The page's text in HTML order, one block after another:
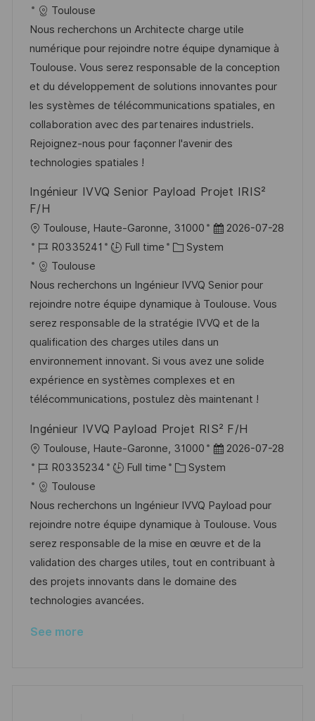
c
a
t
i
o
n
t
e
d
D
a
t
e
o
b
I
d
t
e
g
o
r
y
Toulouse
Nous recherchons un Architecte charge utile
numérique pour rejoindre notre équipe dynamique à
Toulouse. Vous serez responsable de la conception
et du développement de solutions innovantes pour
les systèmes de télécommunications spatiales, en
collaboration avec des partenaires industriels.
Rejoignez-nous pour façonner l'avenir des
technologies spatiales !
Ingénieur IVVQ Senior Payload Projet IRIS²
F/H
L
o
c
a
t
i
o
n
Toulouse, Haute-Garonne, 31000
P
o
t
e
d
D
a
t
e
2026-07-28
J
o
b
I
d
R0335241 Full time
C
t
e
g
o
r
y
System
Toulouse
Nous recherchons un Ingénieur IVVQ Senior pour
rejoindre notre équipe dynamique à Toulouse. Vous
serez responsable de la stratégie IVVQ et de la
qualification des charges utiles dans un
environnement innovant. Si vous avez une solide
expérience en systèmes complexes et en
télécommunications, postulez dès maintenant !
Ingénieur IVVQ Payload Projet RIS² F/H
L
o
c
a
t
i
o
n
Toulouse, Haute-Garonne, 31000
P
o
t
e
d
D
a
2026-07-28
J
o
b
I
d
R0335234 Full time
C
t
e
g
o
r
System
Toulouse
Nous recherchons un Ingénieur IVVQ Payload pour
rejoindre notre équipe dynamique à Toulouse. Vous
serez responsable de la mise en œuvre et de la
validation des charges utiles, tout en contribuant à
des projets innovants dans le domaine des
technologies avancées.
See more